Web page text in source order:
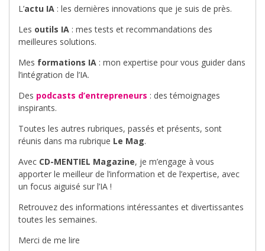
L’actu IA : les dernières innovations que je suis de près.
Les outils IA : mes tests et recommandations des
meilleures solutions.
Mes formations IA : mon expertise pour vous guider dans
l’intégration de l’IA.
Des podcasts d’entrepreneurs : des témoignages
inspirants.
Toutes les autres rubriques, passés et présents, sont
réunis dans ma rubrique Le Mag.
Avec CD-MENTIEL Magazine, je m’engage à vous
apporter le meilleur de l’information et de l’expertise, avec
un focus aiguisé sur l’IA !
Retrouvez des informations intéressantes et divertissantes
toutes les semaines.
Merci de me lire